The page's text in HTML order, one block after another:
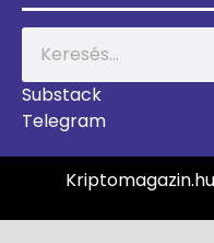
Substack
Telegram